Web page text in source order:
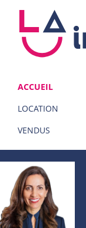
ACCUEIL
LOCATION
VENDUS